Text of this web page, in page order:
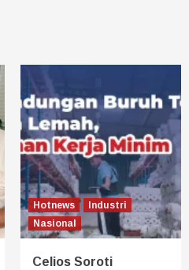
Hotnews
Industri
Nasional
Celios Soroti